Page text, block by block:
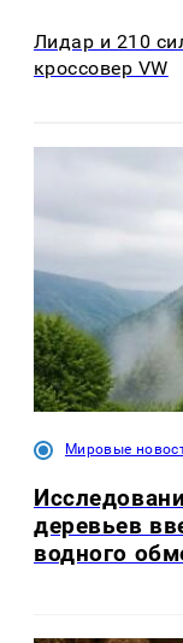
Лидар и 210
кроссовер VW
Мировые
деревьев
водного